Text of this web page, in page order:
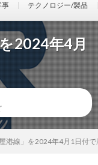
事 テクノロジー/製品
2024年4月
港線」を2024年4月1日付で